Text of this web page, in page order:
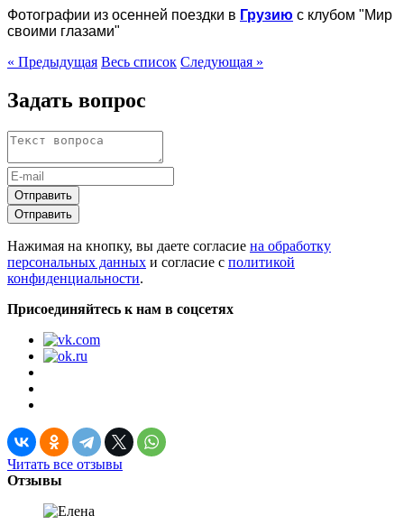
Фотографии из осенней поездки в Грузию с клубом "Мир
своими глазами"
« Предыдущая Весь список Следующая »
Задать вопрос
Отправить
Отправить
Нажимая на кнопку, вы даете согласие на обработку
персональных данных и согласие с политикой
конфиденциальности.
Присоединяйтесь к нам в соцсетях
Читать все отзывы
Отзывы